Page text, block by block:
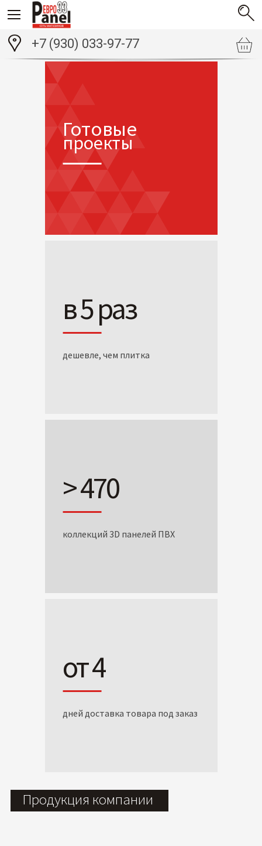
+7 (930) 033-97-77
Готовые
проекты
в 5 раз
дешевле, чем плитка
> 470
коллекций 3D панелей ПВХ
от 4
дней доставка товара под заказ
Продукция компании